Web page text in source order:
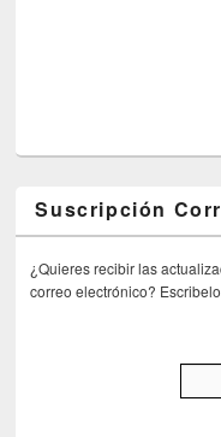
Suscripción
¿Quieres recibir las
correo electrónico?